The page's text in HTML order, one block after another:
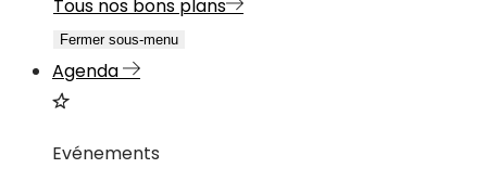
Tous nos bons plans
Fermer sous-menu
Agenda
Evénements